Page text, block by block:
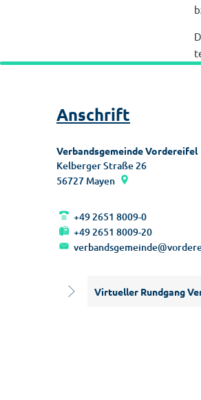
Anschrift
Verbandsgemeinde Vordereifel
Kelberger Straße 26
56727 Mayen
+49 2651 8009-0
+49 2651 8009-20
Virtueller Rundgang